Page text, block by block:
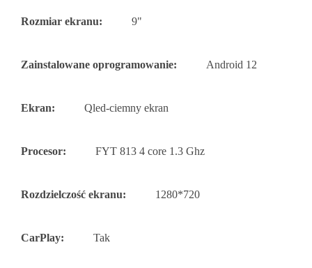
Rozmiar ekranu: 9"
Zainstalowane oprogramowanie: Android 12
Ekran: Qled-ciemny ekran
Procesor: FYT 813 4 core 1.3 Ghz
Rozdzielczość ekranu: 1280*720
CarPlay: Tak